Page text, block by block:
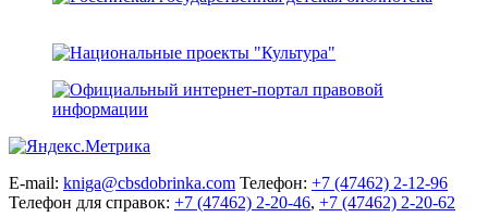
E-mail: kniga@cbsdobrinka.com Телефон: +7 (47462) 2-12-96
Телефон для справок: +7 (47462) 2-20-46, +7 (47462) 2-20-62